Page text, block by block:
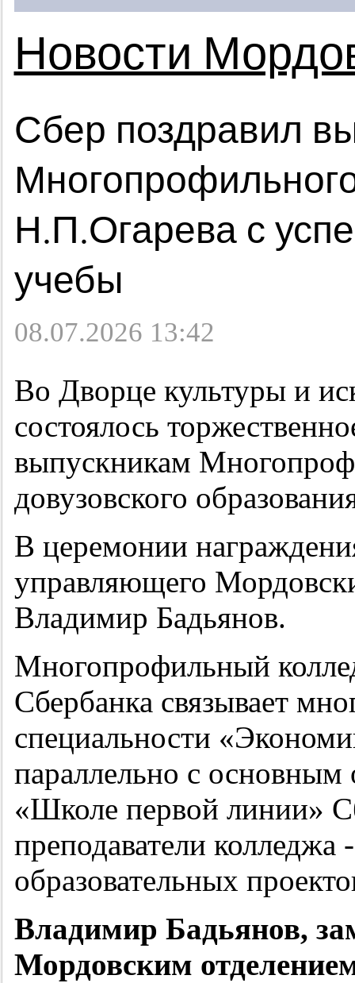
Новости
Сбер поздравил
Н.П.Огарева с
учебы
08.07.2026 13:42
Во Дворце культуры и
состоялось
выпускникам
довузовского
В церемонии
управляющего
Владимир Бадьянов.
Многопрофильный
Сбербанка связывает
специальности
параллельно с
«Школе первой линии»
преподаватели колледжа
образовательных
Владимир Бадьянов,
Мордовским